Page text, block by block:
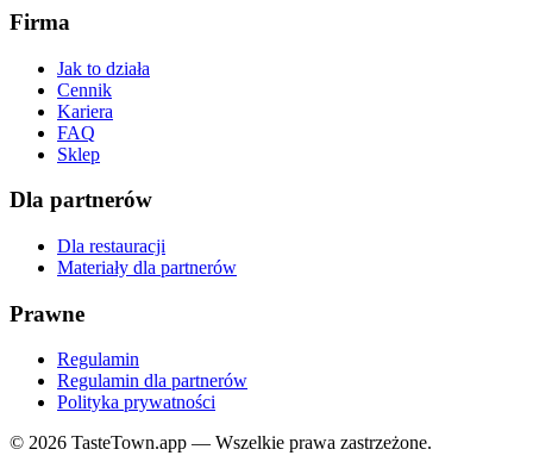
Firma
Jak to działa
Cennik
Kariera
FAQ
Sklep
Dla partnerów
Dla restauracji
Materiały dla partnerów
Prawne
Regulamin
Regulamin dla partnerów
Polityka prywatności
© 2026 TasteTown.app — Wszelkie prawa zastrzeżone.